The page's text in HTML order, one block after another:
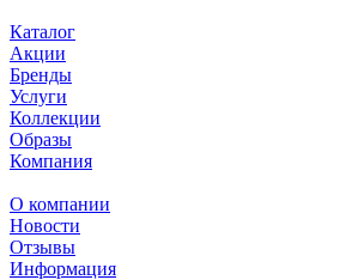
Каталог
Акции
Бренды
Услуги
Коллекции
Образы
Компания
О компании
Новости
Отзывы
Информация